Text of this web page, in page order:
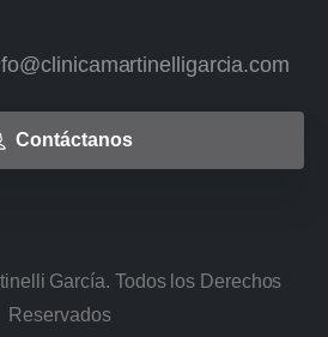
Contáctanos
García. Todos los Derechos
Reservados